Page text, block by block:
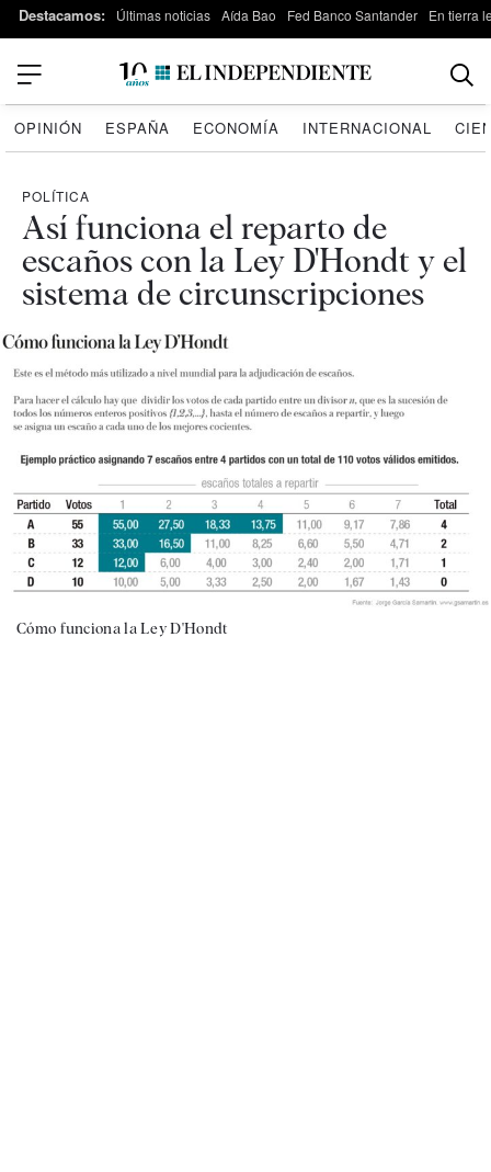
Destacamos: Últimas noticias Aída Bao Fed Banco Santander En tierra
OPINIÓN ESPAÑA ECONOMÍA INTERNACIONAL
POLÍTICA
Así funciona el reparto de
escaños con la Ley D'Hondt y el
sistema de circunscripciones
Cómo funciona la Ley D'Hondt